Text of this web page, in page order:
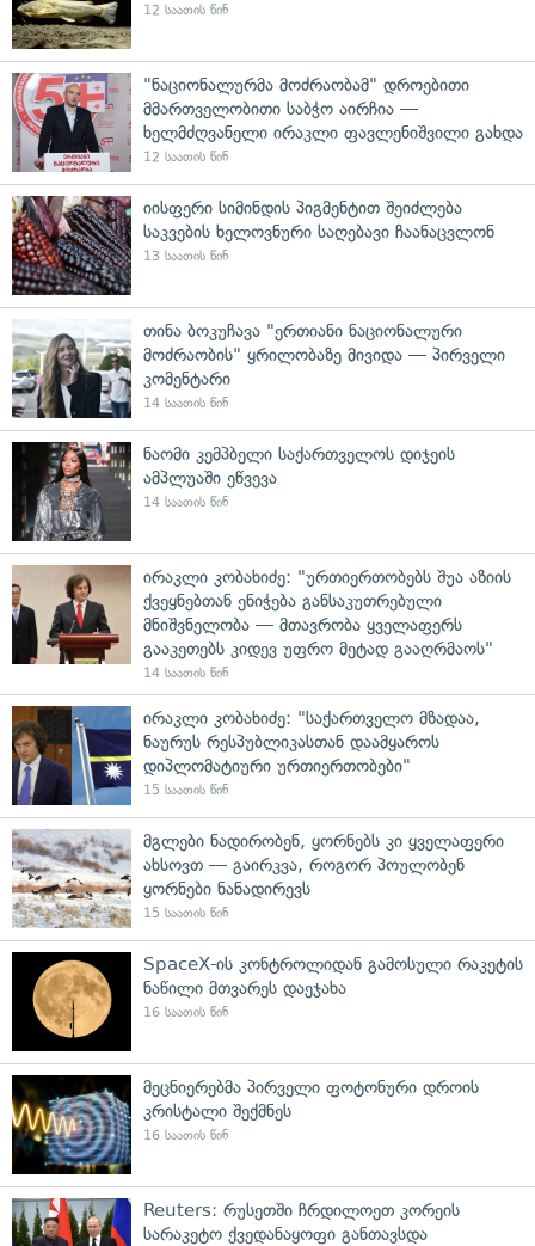
12 საათის წინ
"ნაციონალურმა მოძრაობამ" დროებითი
მმართველობითი საბჭო აირჩია —
ხელმძღვანელი ირაკლი ფავლენიშვილი გახდა
12 საათის წინ
იისფერი სიმინდის პიგმენტით შეიძლება
საკვების ხელოვნური საღებავი ჩაანაცვლონ
13 საათის წინ
თინა ბოკუჩავა "ერთიანი ნაციონალური
მოძრაობის" ყრილობაზე მივიდა — პირველი
კომენტარი
14 საათის წინ
ნაომი კემპბელი საქართველოს დიჯეის
ამპლუაში ეწვევა
14 საათის წინ
ირაკლი კობახიძე: "ურთიერთობებს შუა აზიის
ქვეყნებთან ენიჭება განსაკუთრებული
მნიშვნელობა — მთავრობა ყველაფერს
გააკეთებს კიდევ უფრო მეტად გააღრმაოს"
14 საათის წინ
ირაკლი კობახიძე: "საქართველო მზადაა,
ნაურუს რესპუბლიკასთან დაამყაროს
დიპლომატიური ურთიერთობები"
15 საათის წინ
მგლები ნადირობენ, ყორნებს კი ყველაფერი
ახსოვთ — გაირკვა, როგორ პოულობენ
ყორნები ნანადირევს
15 საათის წინ
SpaceX-ის კონტროლიდან გამოსული რაკეტის
ნაწილი მთვარეს დაეჯახა
16 საათის წინ
მეცნიერებმა პირველი ფოტონური დროის
კრისტალი შექმნეს
16 საათის წინ
Reuters: რუსეთში ჩრდილოეთ კორეის
სარაკეტო ქვედანაყოფი განთავსდა